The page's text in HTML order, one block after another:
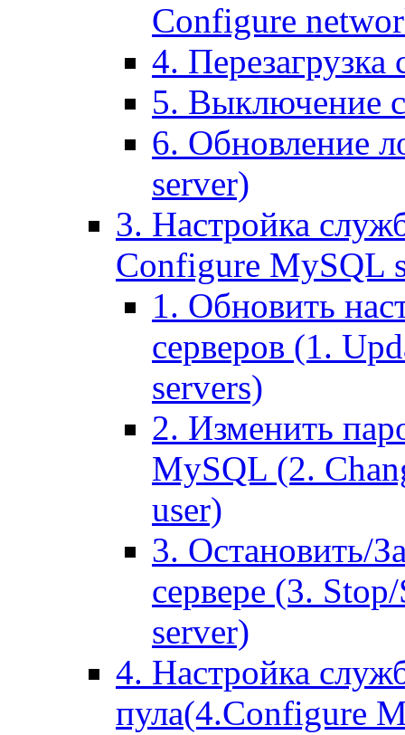
Configure
4. Перезагрузка
5. Выключение
6. Обновление
server)
3. Настройка
Configure MySQL
1. Обновить
серверов (1.
servers)
2. Изменить
MySQL (2.
user)
3. Остановить/
сервере (3.
server)
4. Настройка
пула(4.Configure